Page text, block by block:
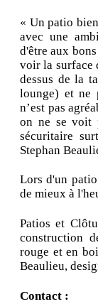
« Un patio
avec une
d'être aux
voir la surface
dessus de la
lounge) et ne
n’est pas
on ne se voit
sécuritaire
Stephan
Lors d'un
de mieux à
Patios et
construction
rouge et en
Beaulieu,
Contact :